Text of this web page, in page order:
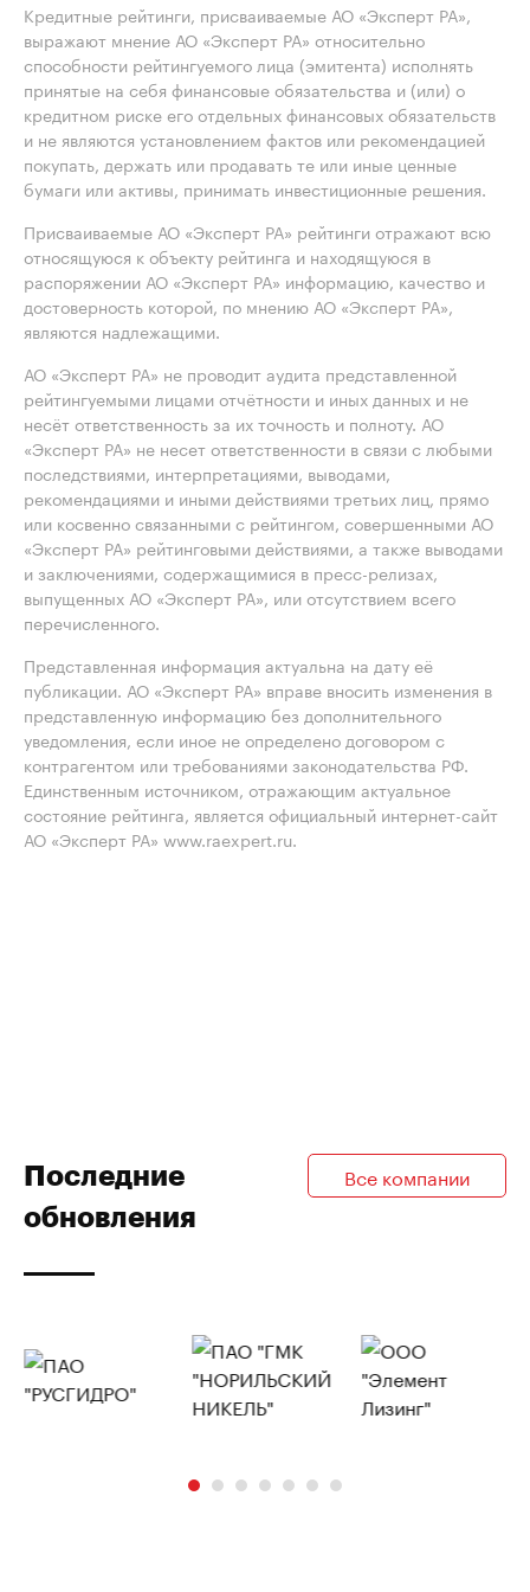
Кредитные рейтинги, присваиваемые АО «Эксперт РА»,
выражают мнение АО «Эксперт РА» относительно
способности рейтингуемого лица (эмитента) исполнять
принятые на себя финансовые обязательства и (или) о
кредитном риске его отдельных финансовых обязательств
и не являются установлением фактов или рекомендацией
покупать, держать или продавать те или иные ценные
бумаги или активы, принимать инвестиционные решения.
Присваиваемые АО «Эксперт РА» рейтинги отражают всю
относящуюся к объекту рейтинга и находящуюся в
распоряжении АО «Эксперт РА» информацию, качество и
достоверность которой, по мнению АО «Эксперт РА»,
являются надлежащими.
АО «Эксперт РА» не проводит аудита представленной
рейтингуемыми лицами отчётности и иных данных и не
несёт ответственность за их точность и полноту. АО
«Эксперт РА» не несет ответственности в связи с любыми
последствиями, интерпретациями, выводами,
рекомендациями и иными действиями третьих лиц, прямо
или косвенно связанными с рейтингом, совершенными АО
«Эксперт РА» рейтинговыми действиями, а также выводами
и заключениями, содержащимися в пресс-релизах,
выпущенных АО «Эксперт РА», или отсутствием всего
перечисленного.
Представленная информация актуальна на дату её
публикации. АО «Эксперт РА» вправе вносить изменения в
представленную информацию без дополнительного
уведомления, если иное не определено договором с
контрагентом или требованиями законодательства РФ.
Единственным источником, отражающим актуальное
состояние рейтинга, является официальный интернет-сайт
АО «Эксперт РА» www.raexpert.ru.
Последние
обновления
Все компании